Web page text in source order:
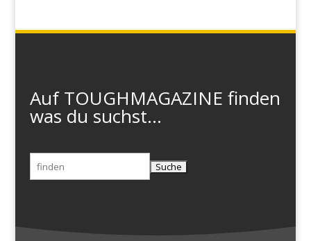
Auf TOUGHMAGAZINE finden
was du suchst...
Suchen
nach: